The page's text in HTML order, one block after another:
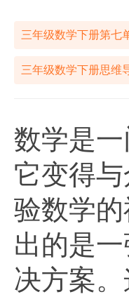
三年级数学下册思维
数学是
它变得
验数学
出的是
决方案